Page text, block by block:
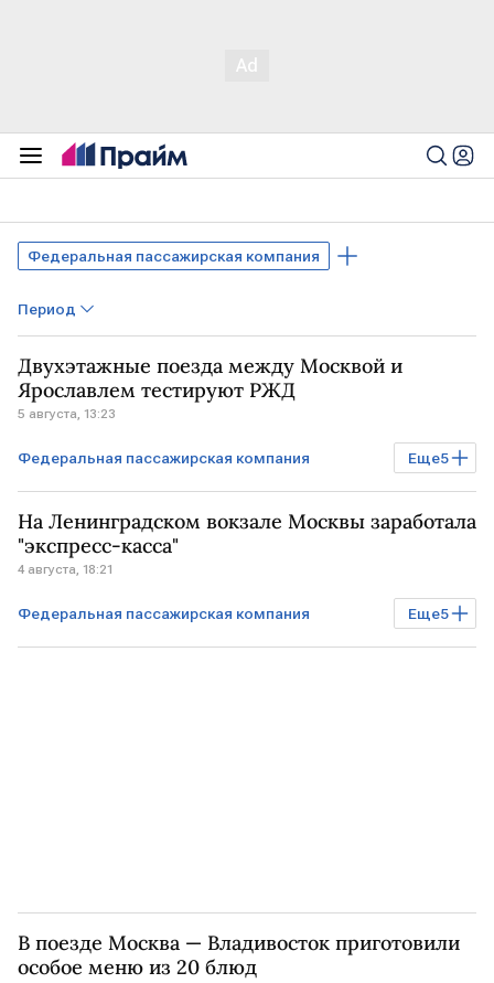
Федеральная пассажирская компания
Период
Двухэтажные поезда между Москвой и
Ярославлем тестируют РЖД
5 августа, 13:23
Еще5
Федеральная пассажирская компания
Бизнес РОССИЯ МОСКВА
ЯРОСЛАВЛЬ РЖД
На Ленинградском вокзале Москвы заработала
"экспресс-касса"
4 августа, 18:21
Еще5
Федеральная пассажирская компания
Бизнес РОССИЯ МОСКВА
В поезде Москва — Владивосток приготовили
особое меню из 20 блюд